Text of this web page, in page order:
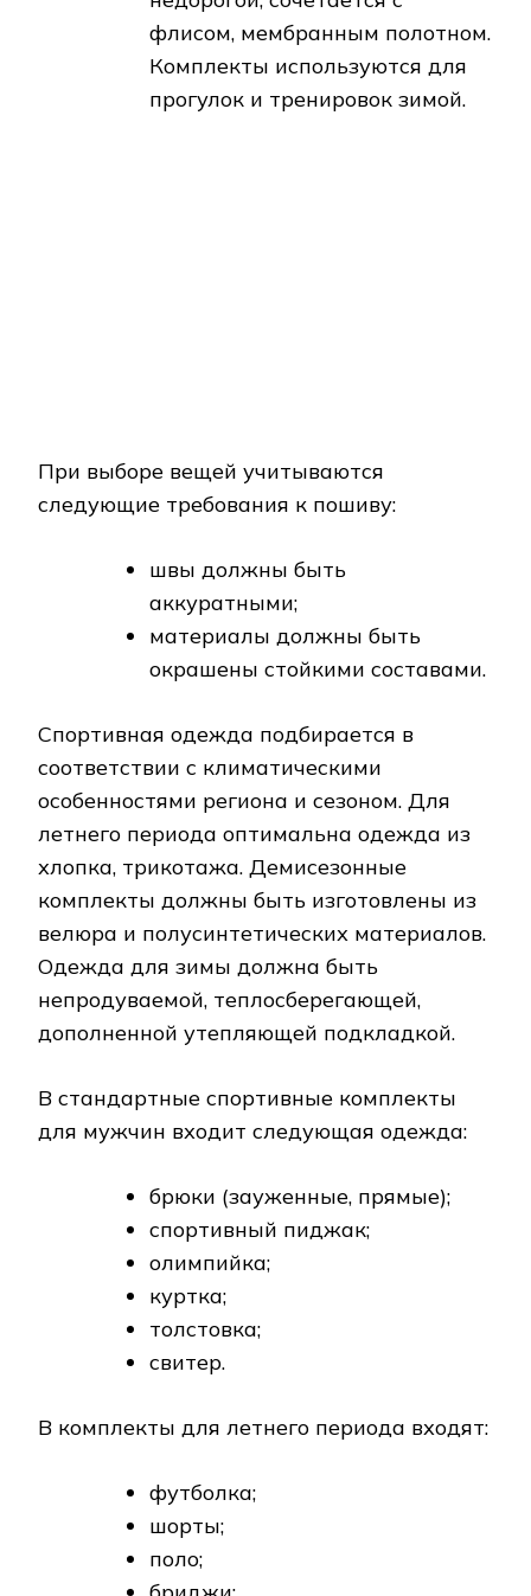
флисом, мембранным полотном.
Комплекты используются для
прогулок и тренировок зимой.
Спортивная одежда подбирается в
соответствии с климатическими
особенностями региона и сезоном. Для
хлопка, трикотажа. Демисезонные
комплекты должны быть изготовлены из
велюра и полусинтетических материалов.
Одежда для зимы должна быть
дополненной утепляющей подкладкой.
В стандартные спортивные комплекты
для мужчин входит следующая одежда:
брюки (зауженные, прямые);
спортивный пиджак;
олимпийка;
куртка;
В комплекты для летнего периода входят:
футболка;
поло;
тенниска.
Костюмы для прохладной погоды состоят
из следующих вещей: